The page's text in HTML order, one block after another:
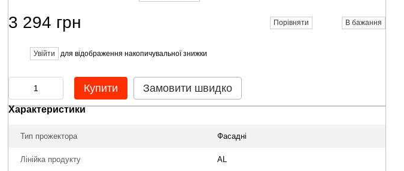
3 294 грн Порівняти В бажання
Увійти для відображення накопичувальної знижки
Купити Замовити швидко
Характеристики
Тип прожектора Фасадні
Лінійка продукту AL